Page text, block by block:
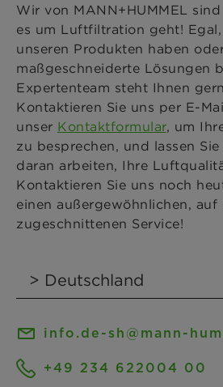
Wir von MANN+HUMMEL
es um Luftfiltration geht!
unseren Produkten haben
maßgeschneiderte Lösungen
Expertenteam steht Ihnen
Kontaktieren Sie uns per E-
unser Kontaktformular, um
zu besprechen, und lassen
daran arbeiten, Ihre
Kontaktieren Sie uns noch
einen außergewöhnlichen, auf
zugeschnittenen Service!
info.de-sh@mann-
+49 234 622004 00